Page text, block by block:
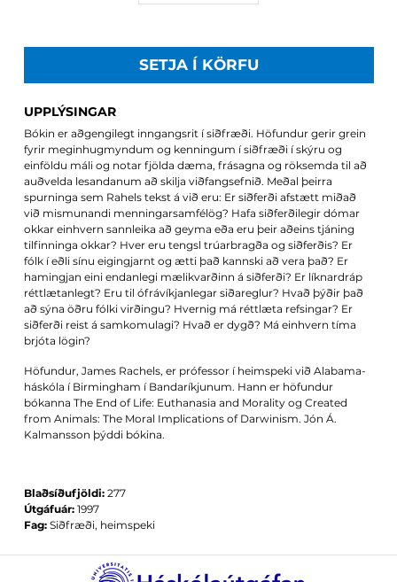
SETJA Í KÖRFU
UPPLÝSINGAR
Bókin er aðgengilegt inngangsrit í siðfræði. Höfundur gerir grein
fyrir meginhugmyndum og kenningum í siðfræði í skýru og
einföldu máli og notar fjölda dæma, frásagna og röksemda til að
auðvelda lesandanum að skilja viðfangsefnið. Meðal þeirra
spurninga sem Rahels tekst á við eru: Er siðferði afstætt miðað
við mismunandi menningarsamfélög? Hafa siðferðilegir dómar
okkar einhvern sannleika að geyma eða eru þeir aðeins tjáning
tilfinninga okkar? Hver eru tengsl trúarbragða og siðferðis? Er
fólk í eðli sínu eigingjarnt og ætti það kannski að vera það? Er
hamingjan eini endanlegi mælikvarðinn á siðferði? Er líknardráp
réttlætanlegt? Eru til ófrávíkjanlegar siðareglur? Hvað þýðir það
að sýna öðru fólki virðingu? Hvernig má réttlæta refsingar? Er
siðferði reist á samkomulagi? Hvað er dygð? Má einhvern tíma
brjóta lögin?
Höfundur, James Rachels, er prófessor í heimspeki við Alabama-
háskóla í Birmingham í Bandaríkjunum. Hann er höfundur
bókanna The End of Life: Euthanasia and Morality og Created
from Animals: The Moral Implications of Darwinism. Jón Á.
Kalmansson þýddi bókina.
Blaðsíðufjöldi: 277
Útgáfuár: 1997
Fag: Siðfræði, heimspeki